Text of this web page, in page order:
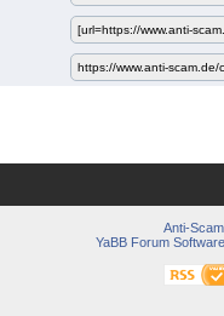
Anti-Scam
YaBB Forum Software